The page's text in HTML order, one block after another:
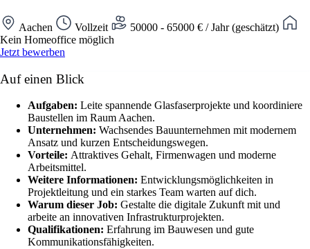
Aachen Vollzeit
50000 - 65000 € / Jahr (geschätzt)
Kein Homeoffice möglich
Jetzt bewerben
Auf einen Blick
Aufgaben: Leite spannende Glasfaserprojekte und koordiniere
Baustellen im Raum Aachen.
Unternehmen: Wachsendes Bauunternehmen mit modernem
Ansatz und kurzen Entscheidungswegen.
Vorteile: Attraktives Gehalt, Firmenwagen und moderne
Arbeitsmittel.
Weitere Informationen: Entwicklungsmöglichkeiten in
Projektleitung und ein starkes Team warten auf dich.
Warum dieser Job: Gestalte die digitale Zukunft mit und
arbeite an innovativen Infrastrukturprojekten.
Qualifikationen: Erfahrung im Bauwesen und gute
Kommunikationsfähigkeiten.